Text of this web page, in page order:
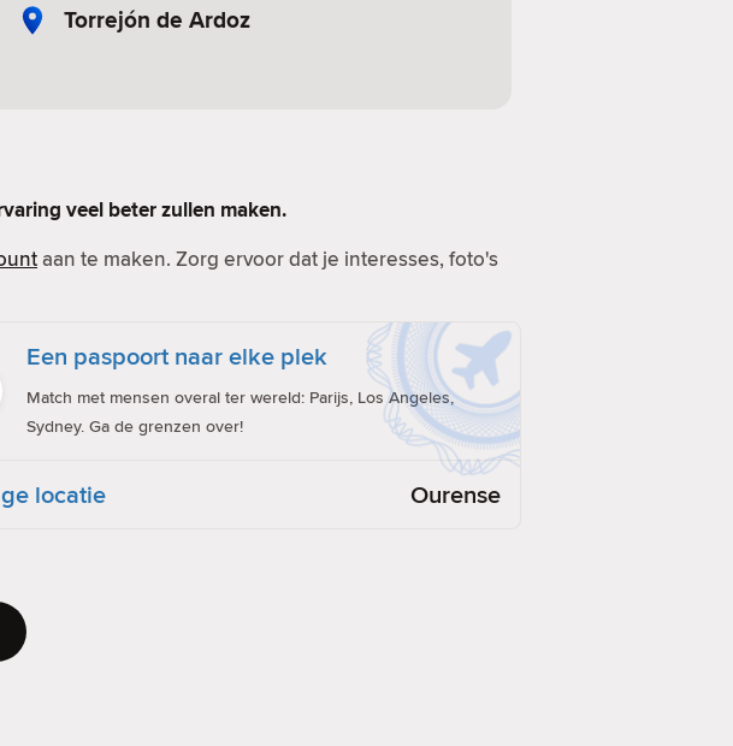
Torrejón de Ardoz
veel beter zullen maken.
aan te maken. Zorg ervoor dat je interesses, foto's
Een paspoort naar elke plek
Match met mensen overal ter wereld: Parijs, Los Angeles,
Sydney. Ga de grenzen over!
locatie Ourense